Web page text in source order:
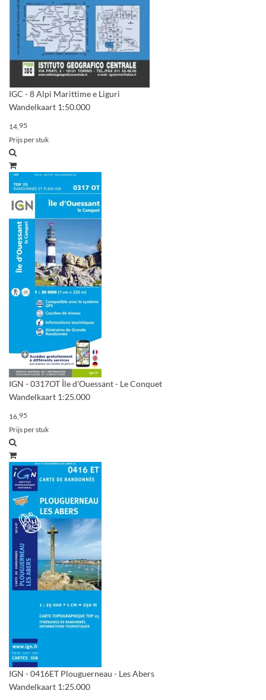
IGC - 8 Alpi Marittime e Liguri
Wandelkaart 1:50.000
14,95
Prijs per stuk
IGN - 0317OT Île d'Ouessant - Le Conquet
Wandelkaart 1:25.000
16,95
Prijs per stuk
IGN - 0416ET Plouguerneau - Les Abers
Wandelkaart 1:25.000